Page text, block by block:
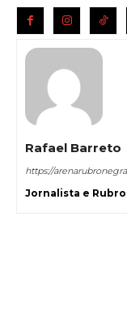
Rafael Barreto
https://
Jornalista e